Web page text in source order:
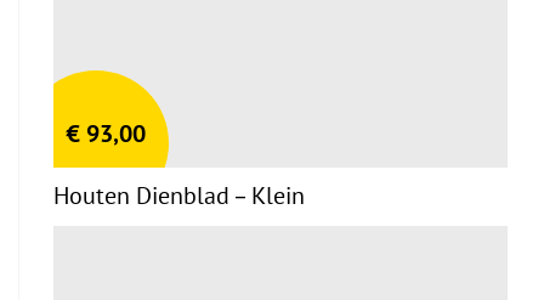
€ 93,00
Houten Dienblad – Klein